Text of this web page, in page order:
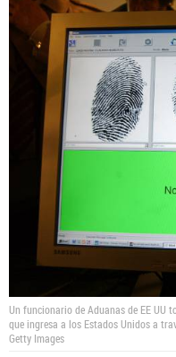
Un funcionario de Aduanas de EE UU
que ingresa a los Estados Unidos a
Getty Images